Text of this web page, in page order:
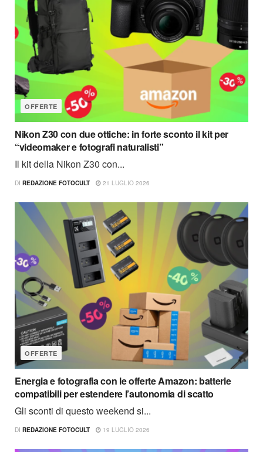
OFFERTE
Nikon Z30 con due ottiche: in forte sconto il kit per
“videomaker e fotografi naturalisti”
Il kit della Nikon Z30 con...
DI REDAZIONE FOTOCULT 21 LUGLIO 2026
OFFERTE
Energia e fotografia con le offerte Amazon: batterie
compatibili per estendere l’autonomia di scatto
Gli sconti di questo weekend si...
DI REDAZIONE FOTOCULT 19 LUGLIO 2026